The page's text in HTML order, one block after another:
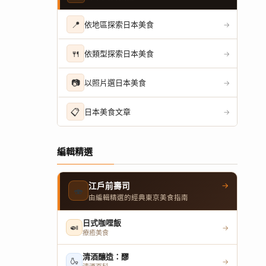
📍 依地區探索日本美食 →
🍴 依類型探索日本美食 →
📷 以照片選日本美食 →
📋 日本美食文章 →
編輯精選
🍣 江戶前壽司
由編輯精選的經典東京美食指南
→
🍛 日式咖哩飯
療癒美食
→
🍶 清酒釀造：醪 →